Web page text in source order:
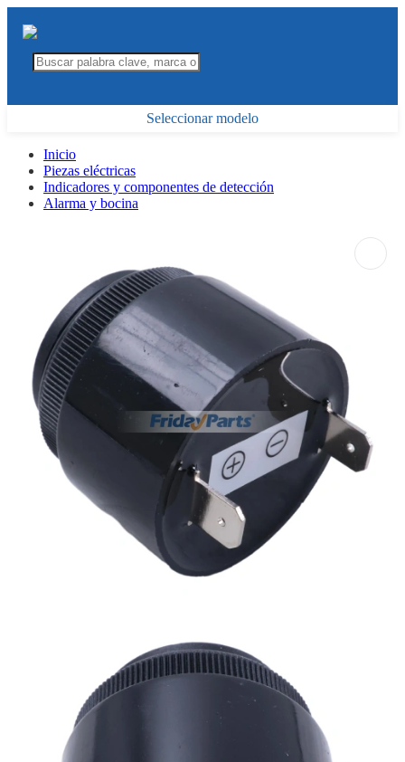
Seleccionar modelo
Inicio
Piezas eléctricas
Indicadores y componentes de detección
Alarma y bocina